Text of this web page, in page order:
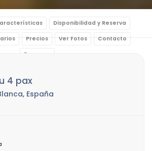
Disponibilidad y Reserva
Precios Ver Fotos Contacto
Reservar
4 pax
España